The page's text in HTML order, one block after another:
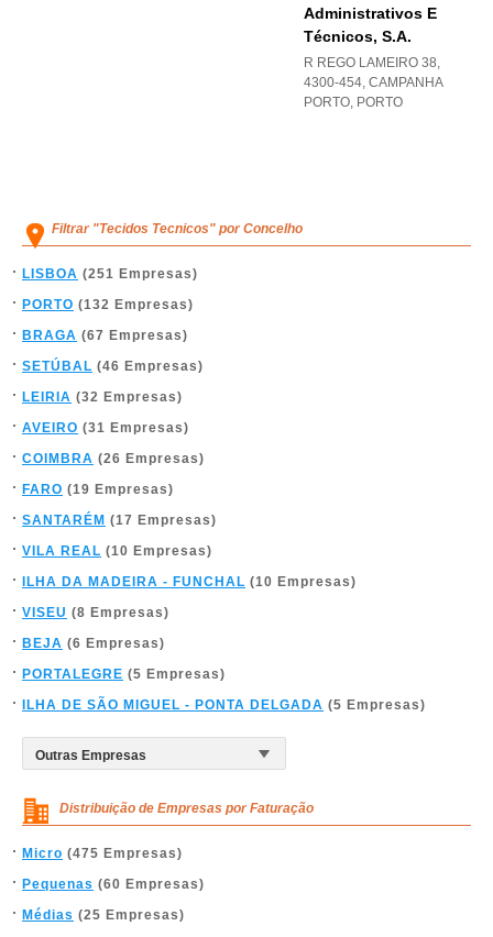
Administrativos E
Técnicos, S.a.
R REGO LAMEIRO 38,
4300-454, CAMPANHA
PORTO, PORTO
Filtrar "Tecidos Tecnicos" por Concelho
LISBOA (251 Empresas)
PORTO (132 Empresas)
BRAGA (67 Empresas)
SETÚBAL (46 Empresas)
LEIRIA (32 Empresas)
AVEIRO (31 Empresas)
COIMBRA (26 Empresas)
FARO (19 Empresas)
SANTARÉM (17 Empresas)
VILA REAL (10 Empresas)
ILHA DA MADEIRA - FUNCHAL (10 Empresas)
VISEU (8 Empresas)
BEJA (6 Empresas)
PORTALEGRE (5 Empresas)
ILHA DE SÃO MIGUEL - PONTA DELGADA (5 Empresas)
Distribuição de Empresas por Faturação
Micro (475 Empresas)
Pequenas (60 Empresas)
Médias (25 Empresas)